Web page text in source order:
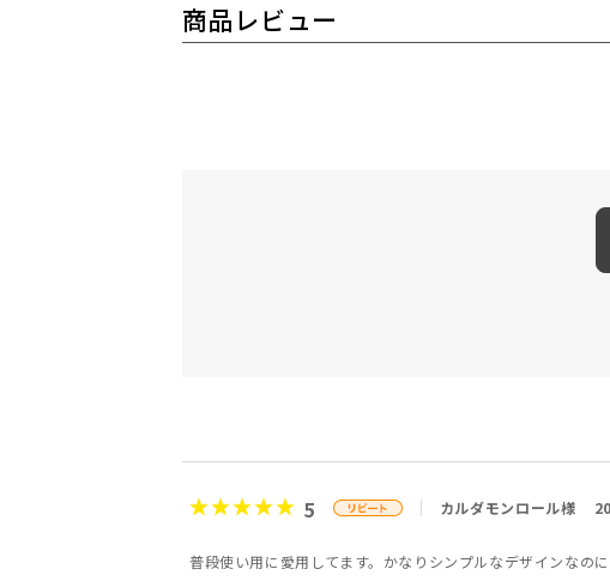
商品レビュー
5 カルダモンロール様
普段使い用に愛用してます。かなりシンプルなデザインなの